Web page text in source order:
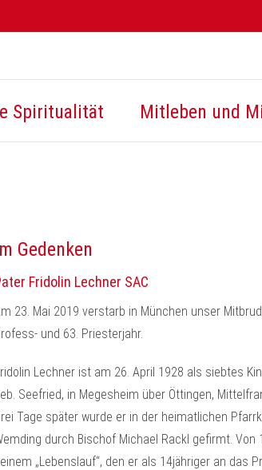
Spiritualität Mitleben und
Gedenken
Fridolin Lechner SAC
23. Mai 2019 verstarb in München unser
und 63. Priesterjahr.
Lechner ist am 26. April 1928 als siebtes
Seefried, in Megesheim über Öttingen,
Tage später wurde er in der heimatlichen
durch Bischof Michael Rackl gefirmt.
„Lebenslauf“, den er als 14jähriger an das